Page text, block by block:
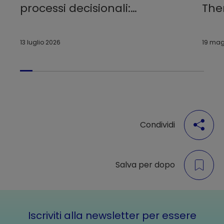
processi decisionali:
esogeni e creazione di valore
13 luglio 2026 19
Condividi
Salva per dopo
Iscriviti alla newsletter per essere